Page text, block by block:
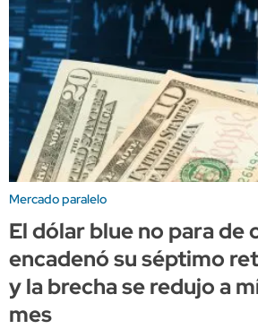
Mercado paralelo
El dólar blue no para de
encadenó su séptimo
y la brecha se redujo a
mes